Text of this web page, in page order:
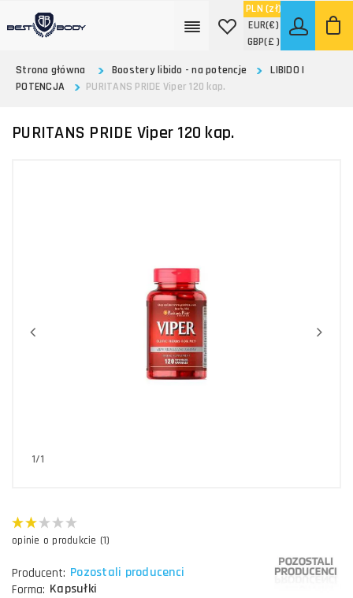
PLN (zł)
EUR(€)
GBP(£ )
Strona główna
Boostery libido - na potencje
LIBIDO I
POTENCJA
PURITANS PRIDE Viper 120 kap.
PURITANS PRIDE Viper 120 kap.
1/1
opinie o produkcie (1)
Producent: Pozostali producenci
Forma: Kapsułki